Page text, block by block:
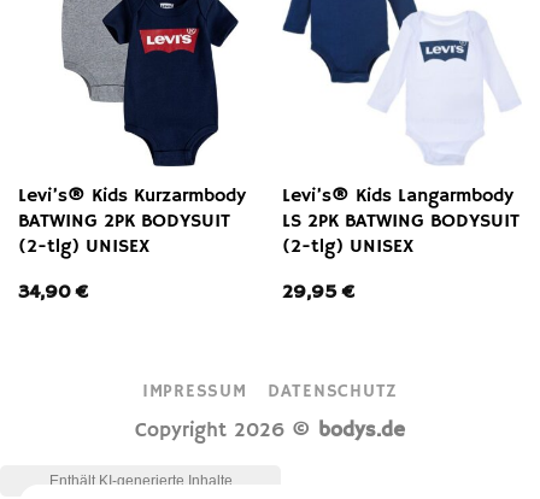
Levi’s® Kids Kurzarmbody
BATWING 2PK BODYSUIT
(2-tlg) UNISEX
34,90€
Levi’s® Kids Langarmbody
LS 2PK BATWING BODYSUIT
(2-tlg) UNISEX
29,95€
IMPRESSUM DATENSCHUTZ
Copyright 2026 © bodys.de